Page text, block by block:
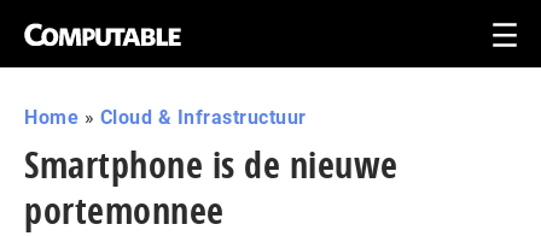
Home » Cloud & Infrastructuur
Smartphone is de nieuwe
portemonnee